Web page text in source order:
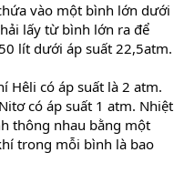
vào một bình lớn dưới
lấy từ bình lớn ra để
lít dưới áp suất 22,5atm.
Hêli có áp suất là 2 atm.
có áp suất 1 atm. Nhiệt
thông nhau bằng một
trong mỗi bình là bao